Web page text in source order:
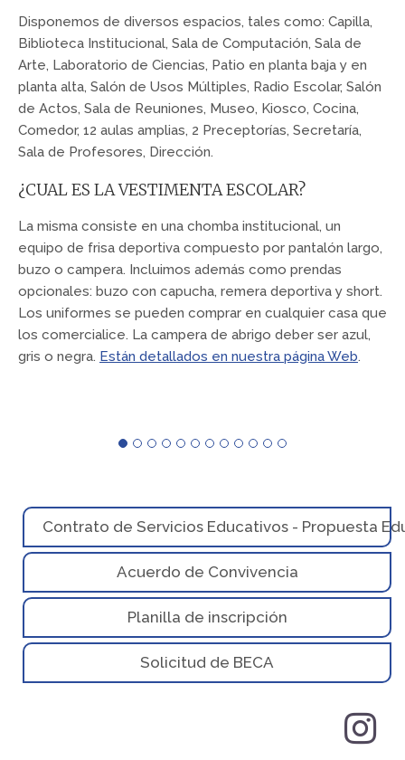
Disponemos de diversos espacios, tales como: Capilla,
Biblioteca Institucional, Sala de Computación, Sala de
Arte, Laboratorio de Ciencias, Patio en planta baja y en
planta alta, Salón de Usos Múltiples, Radio Escolar, Salón
de Actos, Sala de Reuniones, Museo, Kiosco, Cocina,
Comedor, 12 aulas amplias, 2 Preceptorías, Secretaría,
Sala de Profesores, Dirección.
¿CUAL ES LA VESTIMENTA ESCOLAR?
La misma consiste en una chomba institucional, un
equipo de frisa deportiva compuesto por pantalón largo,
buzo o campera. Incluimos además como prendas
opcionales: buzo con capucha, remera deportiva y short.
Los uniformes se pueden comprar en cualquier casa que
los comercialice. La campera de abrigo deber ser azul,
gris o negra. Están detallados en nuestra página Web.
Contrato de Servicios Educativos - Propuesta
Acuerdo de Convivencia
Planilla de inscripción
Solicitud de BECA